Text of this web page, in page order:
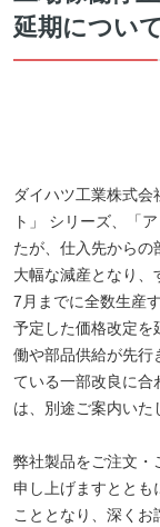
延期につい
ダイハツ工業株式
ト」 シリーズ、「
たが、仕入先から
大幅な減産となり、
7月までに全数生産
予定した価格改定を
働や部品供給が先行
ている一部改良に合
は、別途ご案内いた
弊社製品をご注文・
申し上げますととも
こととなり、深くお